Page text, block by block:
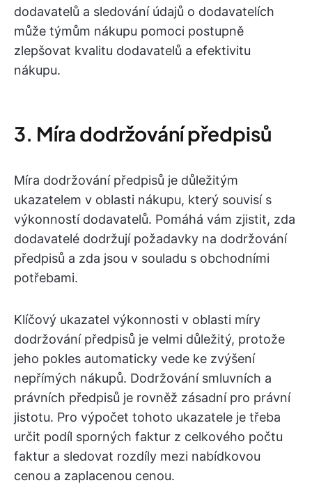
dodavatelů a sledování údajů o dodavatelích
může týmům nákupu pomoci postupně
zlepšovat kvalitu dodavatelů a efektivitu
nákupu.
3. Míra dodržování předpisů
Míra dodržování předpisů je důležitým
ukazatelem v oblasti nákupu, který souvisí s
výkonností dodavatelů. Pomáhá vám zjistit, zda
dodavatelé dodržují požadavky na dodržování
předpisů a zda jsou v souladu s obchodními
potřebami.
Klíčový ukazatel výkonnosti v oblasti míry
dodržování předpisů je velmi důležitý, protože
jeho pokles automaticky vede ke zvýšení
nepřímých nákupů. Dodržování smluvních a
právních předpisů je rovněž zásadní pro právní
jistotu. Pro výpočet tohoto ukazatele je třeba
určit podíl sporných faktur z celkového počtu
faktur a sledovat rozdíly mezi nabídkovou
cenou a zaplacenou cenou.